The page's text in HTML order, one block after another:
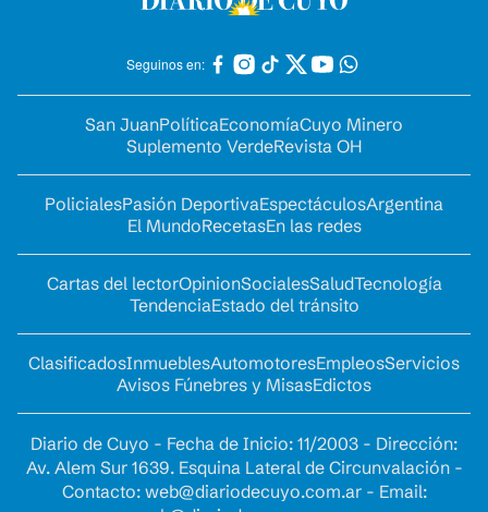
Seguinos en:
San JuanPolíticaEconomíaCuyo Minero
Suplemento VerdeRevista OH
PolicialesPasión DeportivaEspectáculosArgentina
El MundoRecetasEn las redes
Cartas del lectorOpinionSocialesSaludTecnología
TendenciaEstado del tránsito
ClasificadosInmueblesAutomotoresEmpleosServicios
Avisos Fúnebres y MisasEdictos
Diario de Cuyo - Fecha de Inicio: 11/2003 - Dirección:
Av. Alem Sur 1639. Esquina Lateral de Circunvalación -
Contacto: web@diariodecuyo.com.ar- Email: